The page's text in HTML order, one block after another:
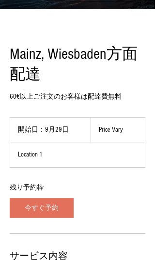
Mainz, Wiesbaden方面
配達
60€以上ご注文のお客様は配達費無料
開始日：9月29日
9
Price Vary
Location 1
残り予約枠
今すぐ予約
サービス内容